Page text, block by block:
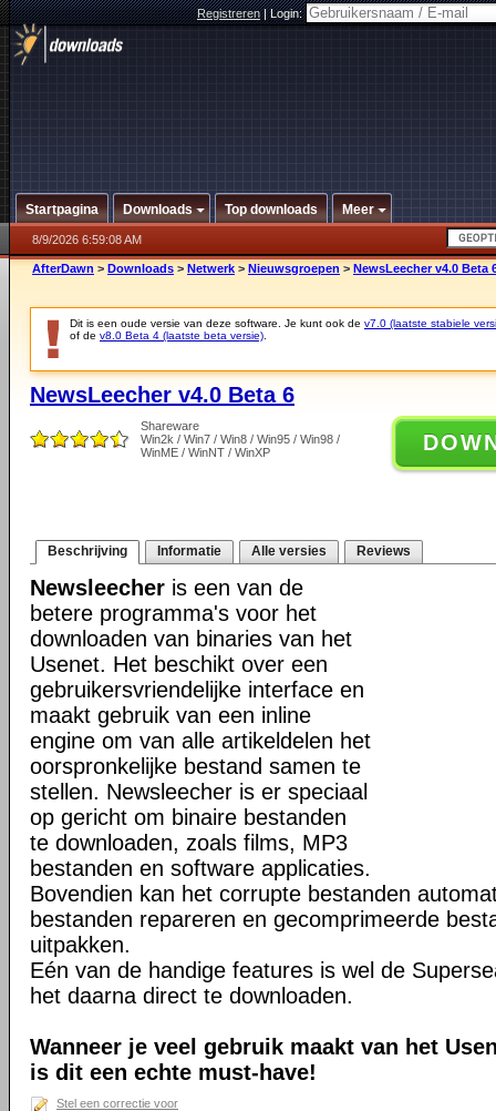
Registreren|Login:
Startpagina Downloads Top downloads Meer
8/9/2026 6:59:08 AM
AfterDawn > Downloads > Netwerk > Nieuwsgroepen > NewsLeecher v4.0 Beta
Dit is een oude versie van deze software. Je kunt ook de v7.0 (laatste stabiele
of de v8.0 Beta 4 (laatste beta versie)
NewsLeecher v4.0 Beta 6
Shareware
Win2k / Win7 / Win8 / Win95 / Win98 /
WinME / WinNT / WinXP
Beschrijving Informatie Alle versies Reviews
Newsleecher is een van de
betere programma's voor het
downloaden van binaries van het
Usenet. Het beschikt over een
gebruikersvriendelijke interface en
maakt gebruik van een inline
engine om van alle artikeldelen het
oorspronkelijke bestand samen te
stellen. Newsleecher is er speciaal
op gericht om binaire bestanden
te downloaden, zoals films, MP3
bestanden en software applicaties.
Bovendien kan het corrupte bestanden
bestanden repareren en gecomprimeerde
uitpakken.
Eén van de handige features is wel de
het daarna direct te downloaden.
Wanneer je veel gebruik maakt van het
is dit een echte must-have!
Stel een correctie voor